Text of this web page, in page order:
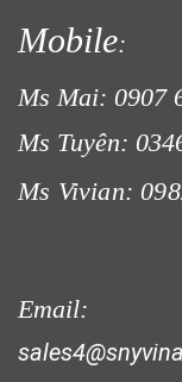
Mobile:
Ms Mai: 0907
Ms Tuyên:
Ms Vivian:
Email: